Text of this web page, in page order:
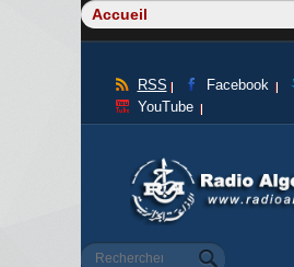
RSS Facebook
YouTube
Formulaire de
Rechercher